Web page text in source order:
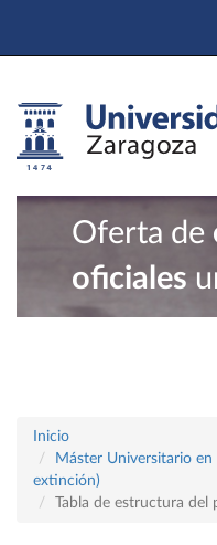
Oferta de
oficiales
Inicio
Máster Universitario
extinción)
Tabla de estructura